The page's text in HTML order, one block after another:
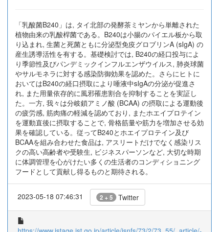
「乳酸菌B240」は, タイ北部の発酵茶ミヤンから単離された
植物由来の乳酸桿菌である。B240は小腸のパイエル板から取
り込まれ, 生菌と死菌ともに分泌型免疫グロブリンA (sIgA) の
産生誘導活性を有する。基礎検討では, B240の経口投与によ
り季節性及びパンデミックインフルエンザウイルス, 肺炎球菌
やサルモネラに対する感染防御効果を認めた。さらにヒトに
おいてはB240の経口摂取により唾液中sIgAの分泌が促進さ
れ, また用量依存的に風邪罹患割合を抑制することを実証し
た。一方, 我々は分岐鎖アミノ酸 (BCAA) の摂取による運動後
の疲労感, 筋肉痛の軽減を認めており, またホエイプロテイン
を運動直後に摂取することで, 骨格筋量や筋力を増加させる効
果を確認している。従ってB240とホエイプロテイン及び
BCAAを組み合わせた食品は, アスリートだけでなく感染リス
クの高い高齢者や受験生, ビジネスパーソンなど, 大切な時期
に体調管理を心がけたい多くの生活者のコンディショニング
フードとして貢献し得るものと期待される。
2023-05-18 07:46:31 2 + 5 Twitter